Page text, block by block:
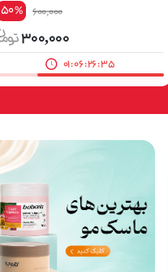
600,000
50%
300,000
01:06:26:33